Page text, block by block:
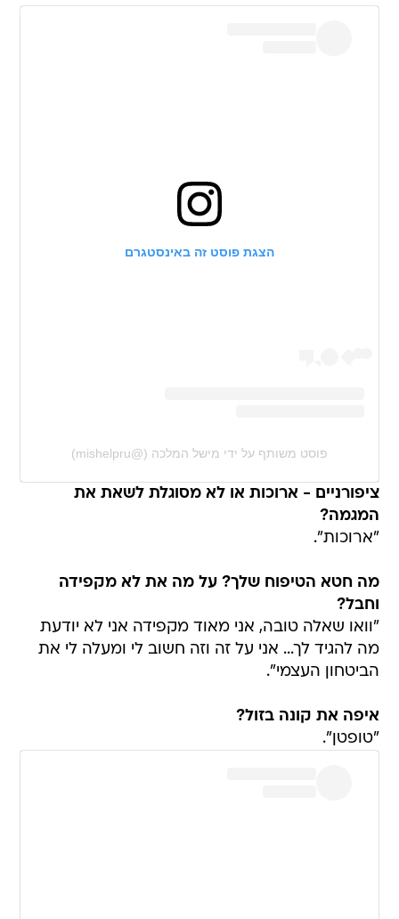
הצגת פוסט זה באינסטגרם
פוסט משותף על ידי ‏‎מישל המלכה‎‏ (@‏‎mishelpru‎‏)
ציפורניים - ארוכות או לא מסוגלת לשאת את
המגמה?
"ארוכות".
מה חטא הטיפוח שלך? על מה את לא מקפידה
וחבל?
"וואו שאלה טובה, אני מאוד מקפידה אני לא יודעת
מה להגיד לך... אני על זה וזה חשוב לי ומעלה לי את
הביטחון העצמי".
איפה את קונה בזול?
"טופטן".